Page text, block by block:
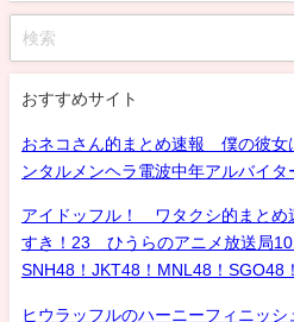
おすすめサイト
おネコさん的まとめ速報 僕の彼女
ンタルメンヘラ電波中年アルバイ
アイドッフル！ ワタクシ的まと
すき！23 ひうらのアニメ放送局
SNH48！JKT48！MNL48！SGO48
ヒウラッフルのハーニーフィニッシ